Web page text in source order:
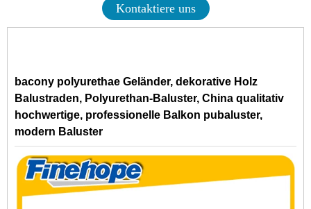
Kontaktiere uns
bacony polyurethae Geländer, dekorative Holz
Balustraden, Polyurethan-Baluster, China qualitativ
hochwertige, professionelle Balkon pubaluster,
modern Baluster